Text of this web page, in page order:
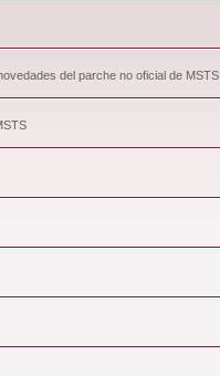
del parche no oficial de MSTS